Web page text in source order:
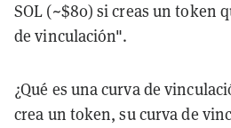
SOL (~$80) si creas un token
de vinculación".
¿Qué es una curva de
crea un token, su curva de